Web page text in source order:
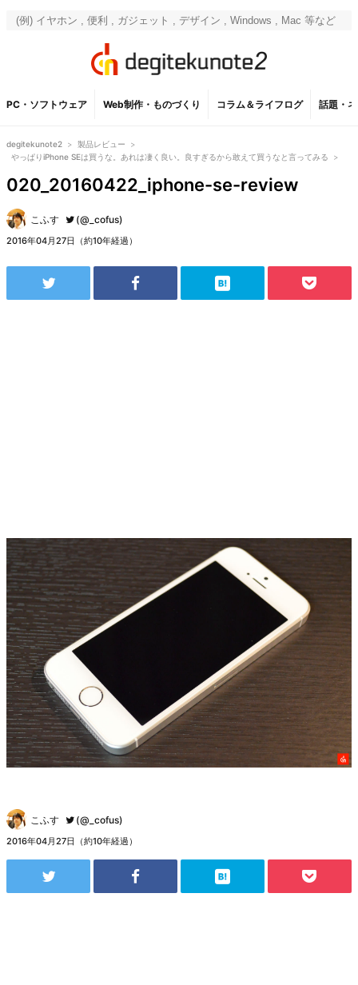
PC・ソフトウェア Web制作・ものづくり コラム＆ライフログ 話題・
degitekunote2 > 製品レビュー
>
やっぱりiPhone SEは買うな。あれは凄く良い。良すぎるから敢えて買うなと言ってみる
>
020_20160422_iphone-se-review
こふす (@_cofus)
2016年04月27日（約10年経過）
こふす (@_cofus)
2016年04月27日（約10年経過）